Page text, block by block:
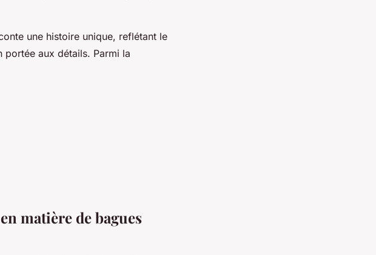
une histoire unique, reflétant le
aux détails. Parmi la
matière de bagues